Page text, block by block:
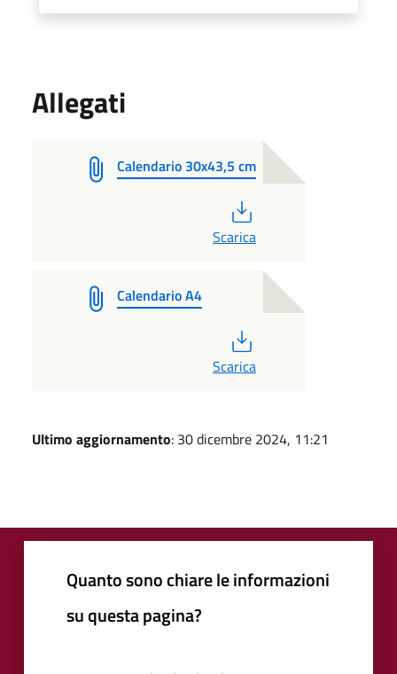
Allegati
Calendario 30x43,5 cm
Scarica
Calendario A4
Scarica
Ultimo aggiornamento: 30 dicembre 2024, 11:21
Quanto sono chiare le informazioni
su questa pagina?